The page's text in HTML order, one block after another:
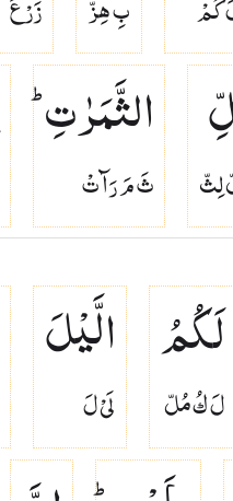
لِثّ
الثَّمَرٰتِ ؕ
ثَ مَ رَآ تْ
لَكُمُ
لَ كُ مُلّ
الَّیْلَ
لَىْ لَ